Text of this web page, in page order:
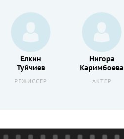
Елкин
Туйчиев
РЕЖИССЕР
Нигора
Каримбоева
АКТЕР